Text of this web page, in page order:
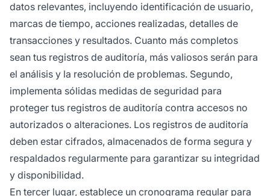
datos relevantes, incluyendo identificación de usuario,
marcas de tiempo, acciones realizadas, detalles de
transacciones y resultados. Cuanto más completos
sean tus registros de auditoría, más valiosos serán para
el análisis y la resolución de problemas. Segundo,
implementa sólidas medidas de seguridad para
proteger tus registros de auditoría contra accesos no
autorizados o alteraciones. Los registros de auditoría
deben estar cifrados, almacenados de forma segura y
respaldados regularmente para garantizar su integridad
y disponibilidad.
En tercer lugar, establece un cronograma regular para